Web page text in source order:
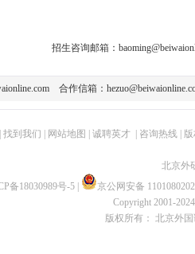
招生咨询邮箱：
合作信箱：
找到我们 网站地图 诚聘英才| 咨询热线|
北京外
备18030989号-5
京公网安备
Copyright 2001-
版权所有： 北京外